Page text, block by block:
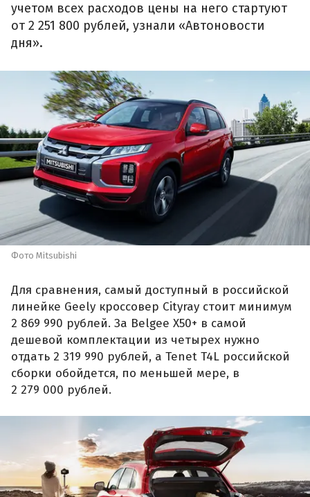
учетом всех расходов цены на него стартуют
от 2 251 800 рублей, узнали «Автоновости
дня».
Фото Mitsubishi
Для сравнения, самый доступный в российской
линейке Geely кроссовер Cityray стоит минимум
2 869 990 рублей. За Belgee X50+ в самой
дешевой комплектации из четырех нужно
отдать 2 319 990 рублей, а Tenet T4L российской
сборки обойдется, по меньшей мере, в
2 279 000 рублей.